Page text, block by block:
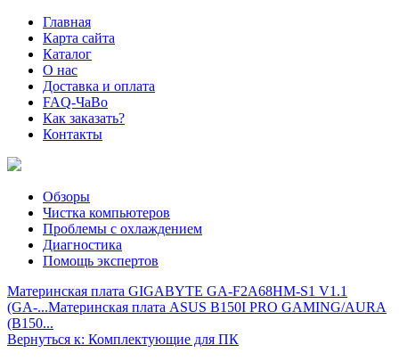
Главная
Карта сайта
Каталог
О нас
Доставка и оплата
FAQ-ЧаВо
Как заказать?
Контакты
Обзоры
Чистка компьютеров
Проблемы с охлаждением
Диагностика
Помощь экспертов
Материнская плата GIGABYTE GA-F2A68HM-S1 V1.1
(GA-...Материнская плата ASUS B150I PRO GAMING/AURA
(B150...
Вернуться к: Комплектующие для ПК